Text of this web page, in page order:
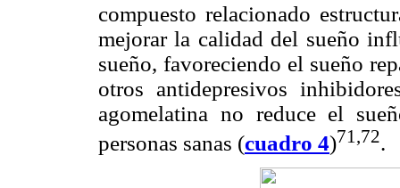
compuesto relacionado
mejorar la calidad del sueño
sueño, favoreciendo el sueño
otros antidepresivos
agomelatina no reduce el
personas sanas (cuadro 4)71,72.